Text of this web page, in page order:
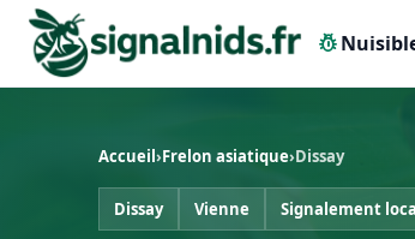
pest_control
Accueil›Frelon asiatique›Dissay
Dissay Vienne Signalement